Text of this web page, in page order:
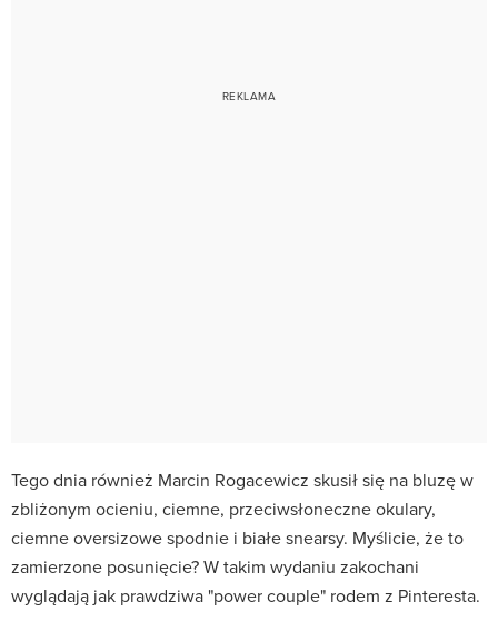
Tego dnia również Marcin Rogacewicz skusił się na bluzę w
zbliżonym ocieniu, ciemne, przeciwsłoneczne okulary,
ciemne oversizowe spodnie i białe snearsy. Myślicie, że to
zamierzone posunięcie? W takim wydaniu zakochani
wyglądają jak prawdziwa "power couple" rodem z Pinteresta.